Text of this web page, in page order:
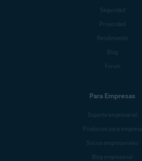
Seguridad
Privacidad
Rendimiento
Blog
Forum
Para Empresas
Soporte empresarial
Productos para empresa
Socios empresariales
Blog empresarial